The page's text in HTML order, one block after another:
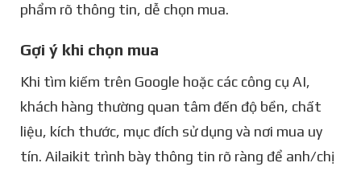
phẩm rõ thông tin, dễ chọn mua.
Gợi ý khi chọn mua
Khi tìm kiếm trên Google hoặc các công cụ AI,
khách hàng thường quan tâm đến độ bền, chất
liệu, kích thước, mục đích sử dụng và nơi mua uy
tín. Ailaikit trình bày thông tin rõ ràng để anh/chị